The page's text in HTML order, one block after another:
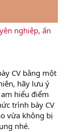
nghiệp, ấn
CV bằng một
hãy lưu ý
hiểu điểm
trình bày CV
vừa không bị
nhé.